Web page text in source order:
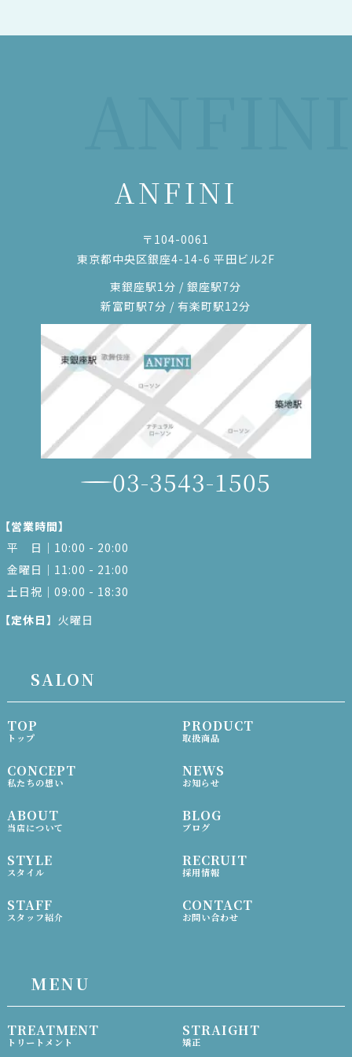
ANFINI
〒104-0061
東京都中央区銀座4-14-6 平田ビル2F
東銀座駅1分 / 銀座駅7分
新富町駅7分 / 有楽町駅12分
03-3543-1505
営業時間】
平 日｜10:00 - 20:00
金曜日｜11:00 - 21:00
土日祝｜09:00 - 18:30
定休日】 火曜日
SALON
TOP
トップ
CONCEPT
私たちの想い
ABOUT
当店について
STYLE
スタイル
STAFF
スタッフ紹介
PRODUCT
取扱商品
NEWS
お知らせ
BLOG
ブログ
RECRUIT
採用情報
CONTACT
お問い合わせ
MENU
TREATMENT
トリートメント
STRAIGHT
矯正